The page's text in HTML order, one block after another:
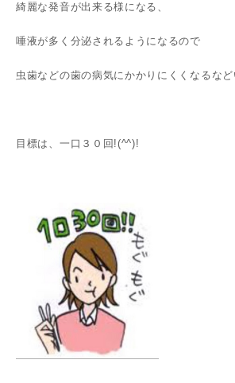
綺麗な発音が出来る様になる、
唾液が多く分泌されるようになるので
虫歯などの歯の病気にかかりにくくなるなど
目標は、一口３０回!(^^)!